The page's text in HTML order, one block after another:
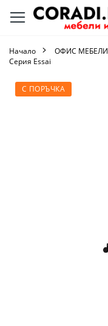
Начало ОФИС МЕБЕЛИ
Серия Essai
С ПОРЪЧКА
Преминете
към